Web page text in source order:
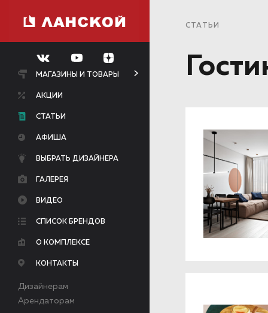
МАГАЗИНЫ И ТОВАРЫ
АКЦИИ
СТАТЬИ
АФИША
ВЫБРАТЬ ДИЗАЙНЕРА
ГАЛЕРЕЯ
ВИДЕО
СПИСОК БРЕНДОВ
О КОМПЛЕКСЕ
КОНТАКТЫ
Дизайнерам
Арендаторам
СТАТЬИ